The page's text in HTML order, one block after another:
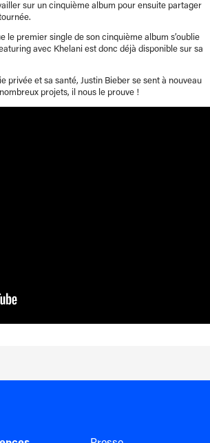
sur un cinquième album pour ensuite partager
le premier single de son cinquième album s’oublie
avec Khelani est donc déjà disponible sur sa
privée et sa santé, Justin Bieber se sent à nouveau
projets, il nous le prouve !